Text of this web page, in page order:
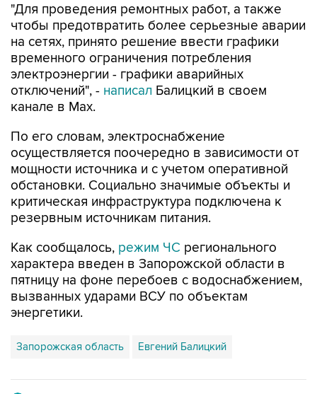
"Для проведения ремонтных работ, а также
чтобы предотвратить более серьезные аварии
на сетях, принято решение ввести графики
временного ограничения потребления
электроэнергии - графики аварийных
отключений", - написал Балицкий в своем
канале в Max.
По его словам, электроснабжение
осуществляется поочередно в зависимости от
мощности источника и с учетом оперативной
обстановки. Социально значимые объекты и
критическая инфраструктура подключена к
резервным источникам питания.
Как сообщалось, режим ЧС регионального
характера введен в Запорожской области в
пятницу на фоне перебоев с водоснабжением,
вызванных ударами ВСУ по объектам
энергетики.
Запорожская область Евгений Балицкий